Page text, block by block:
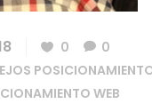
0
0
WEB